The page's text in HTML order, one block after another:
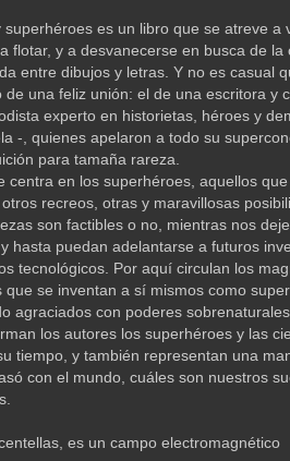
superhéroes es un libro que se atreve a
flotar, y a desvanecerse en busca de la
entre dibujos y letras. Y no es casual
de una feliz unión: el de una escritora y
experto en historietas, héroes y
-, quienes apelaron a todo su
para tamaña rareza.
centra en los superhéroes, aquellos
recreos, otras y maravillosas
son factibles o no, mientras nos
hasta puedan adelantarse a futuros
tecnológicos. Por aquí circulan los
que se inventan a sí mismos como
agraciados con poderes
los autores los superhéroes y las
tiempo, y también representan una
con el mundo, cuáles son nuestros
es un campo electromagnético